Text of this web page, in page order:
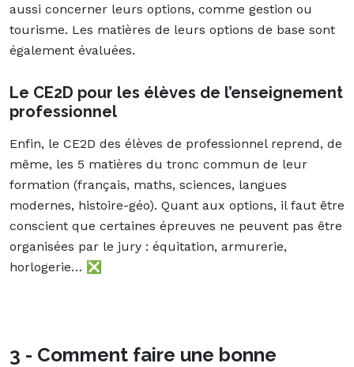
aussi concerner leurs options, comme gestion ou
tourisme. Les matières de leurs options de base sont
également évaluées.
Le CE2D pour les élèves de l’enseignement
professionnel
Enfin, le CE2D des élèves de professionnel reprend, de
même, les 5 matières du tronc commun de leur
formation (français, maths, sciences, langues
modernes, histoire-géo). Quant aux options, il faut être
conscient que certaines épreuves ne peuvent pas être
organisées par le jury : équitation, armurerie,
horlogerie… ❎
3 - Comment faire une bonne